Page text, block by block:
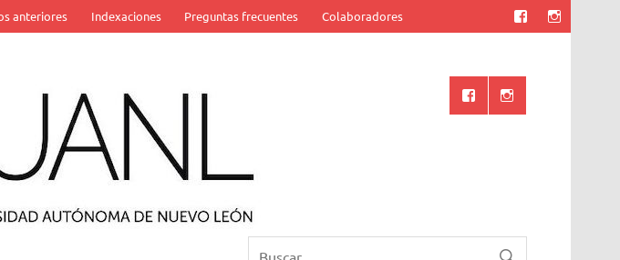
anteriores Indexaciones Preguntas frecuentes Colaboradores
Ciencia UANL